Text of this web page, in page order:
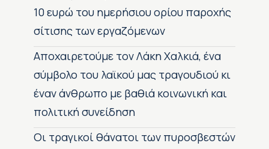
10 ευρώ του ημερήσιου ορίου παροχής
σίτισης των εργαζόμενων
Αποχαιρετούμε τον Λάκη Χαλκιά, ένα
σύμβολο του λαϊκού μας τραγουδιού κι
έναν άνθρωπο με βαθιά κοινωνική και
πολιτική συνείδηση
Οι τραγικοί θάνατοι των πυροσβεστών